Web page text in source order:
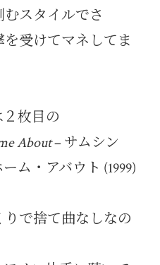
スタイルでさ
受けてマネしてま
枚目の
About– サムシン
ム・アバウト (1999)
で捨て曲なしなの